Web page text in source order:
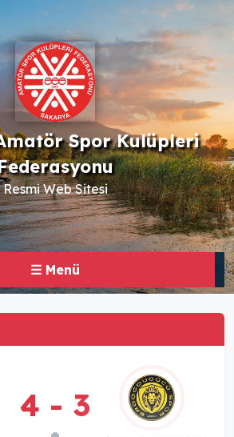
Spor Kulüpleri
Resmi Web Sitesi
☰ Menü
4 - 3